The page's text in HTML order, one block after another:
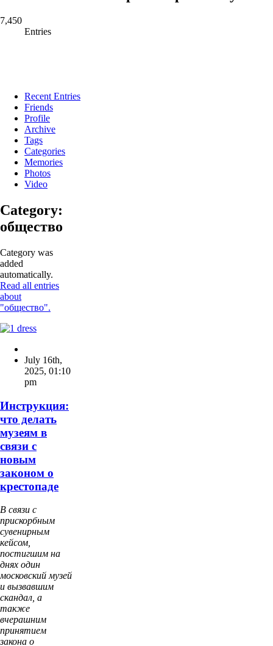
7,450
Entries
Recent Entries
Friends
Profile
Archive
Tags
Categories
Memories
Photos
Video
Category:
общество
Category was
added
automatically.
Read all entries
about
"общество".
July 16th,
2025, 01:10
pm
Инструкция:
что делать
музеям в
связи с
новым
законом о
крестопаде
В связи с
прискорбным
сувенирным
кейсом,
постигшим на
днях один
московский музей
и вызвавшим
скандал, а
также
вчерашним
принятием
закона о